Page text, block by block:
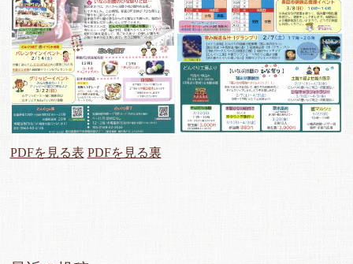
PDFを見る表 PDFを見る裏